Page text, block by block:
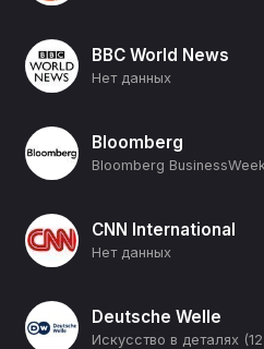
BBC World News
Нет данных
Bloomberg
Bloomberg
CNN International
Нет данных
Deutsche Welle
Искусство в деталях